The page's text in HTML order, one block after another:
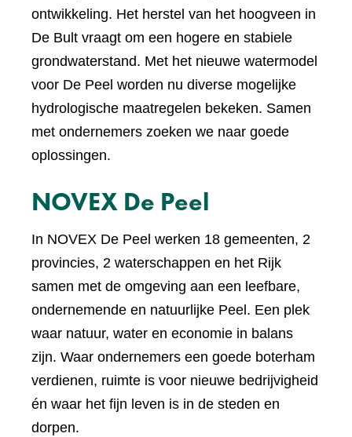
ontwikkeling. Het herstel van het hoogveen in
De Bult vraagt om een hogere en stabiele
grondwaterstand. Met het nieuwe watermodel
voor De Peel worden nu diverse mogelijke
hydrologische maatregelen bekeken. Samen
met ondernemers zoeken we naar goede
oplossingen.
NOVEX De Peel
In NOVEX De Peel werken 18 gemeenten, 2
provincies, 2 waterschappen en het Rijk
samen met de omgeving aan een leefbare,
ondernemende en natuurlijke Peel. Een plek
waar natuur, water en economie in balans
zijn. Waar ondernemers een goede boterham
verdienen, ruimte is voor nieuwe bedrijvigheid
én waar het fijn leven is in de steden en
dorpen.